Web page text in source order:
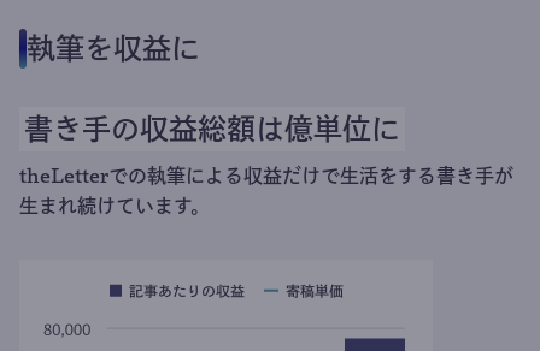
執筆を収益に
書き手の収益総額は億単位に
theLetterでの執筆による収益だけで生活をする書き手が
生まれ続けています。